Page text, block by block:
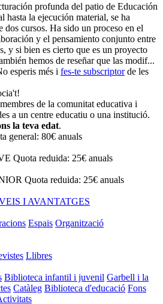
profunda del patio de Educación
hasta la ejecución material, se ha
dos cursos. Ha sido un proceso en el
y el pensamiento conjunto entre
y si bien es cierto que es un proyecto
hemos de reseñar que las modif...
esperis més i fes-te subscriptor de les
de la comunitat educativa i
a un centre educatiu o una institució.
la teva edat.
general: 80€ anuals
Quota reduida: 25€ anuals
Quota reduida: 25€ anuals
I AVANTATGES
Espais Organització
Llibres
Biblioteca infantil i juvenil Garbell i la
Catàleg Biblioteca d'educació Fons